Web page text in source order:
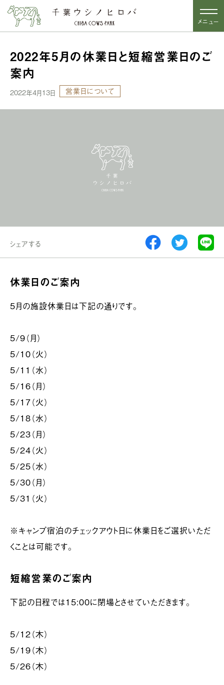
メニュー
2022年5月の休業日と短縮営業日のご
案内
2022年4月13日 営業日について
シェアする
休業日のご案内
5月の施設休業日は下記の通りです。
5/9（月）
5/10（火）
5/11（水）
5/16（月）
5/17（火）
5/18（水）
5/23（月）
5/24（火）
5/25（水）
5/30（月）
5/31（火）
※キャンプ宿泊のチェックアウト日に休業日をご選択いただ
くことは可能です。
短縮営業のご案内
下記の日程では15:00に閉場とさせていただきます。
5/12（木）
5/19（木）
5/26（木）